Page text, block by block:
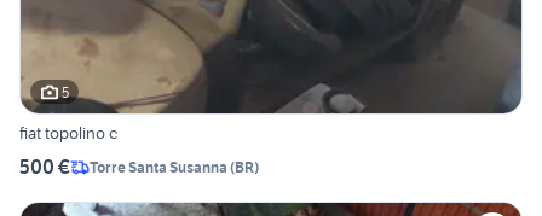
5
fiat topolino c
500 € Torre Santa Susanna (BR)